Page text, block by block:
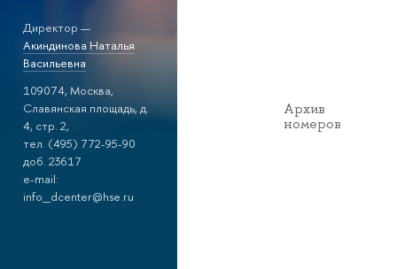
Директор —
Акиндинова Наталья
Васильевна
109074, Москва,
Славянская площадь, д.
4, стр. 2,
тел. (495) 772-95-90
доб. 23617
e-mail:
info_dcenter@hse.ru
Архив
номеров